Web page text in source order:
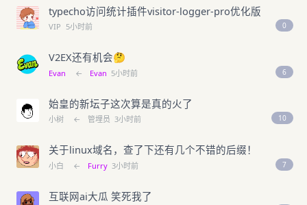
typecho访问统计插件visitor-logger-pro优化版
VIP 5小时前 0
V2EX还有机会🤔
Evan ← Evan 5小时前 6
始皇的新坛子这次算是真的火了
小树 ← 管埋员 3小时前 10
关于linux域名，查了下还有几个不错的后缀！
小白 ← Furry 3小时前 7
互联网ai大瓜 笑死我了